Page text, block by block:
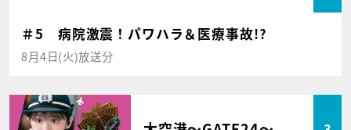
＃5 病院激震！パワハラ＆医療事故!?
8月4日(火)放送分